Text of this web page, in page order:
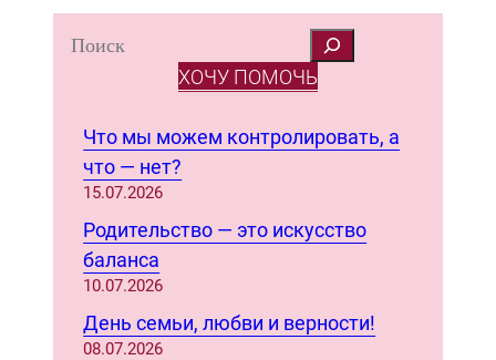
S
ХОЧУ ПОМОЧЬ
Что мы можем контролировать, а
что — нет?
15.07.2026
Родительство — это искусство
баланса
10.07.2026
День семьи, любви и верности!
08.07.2026